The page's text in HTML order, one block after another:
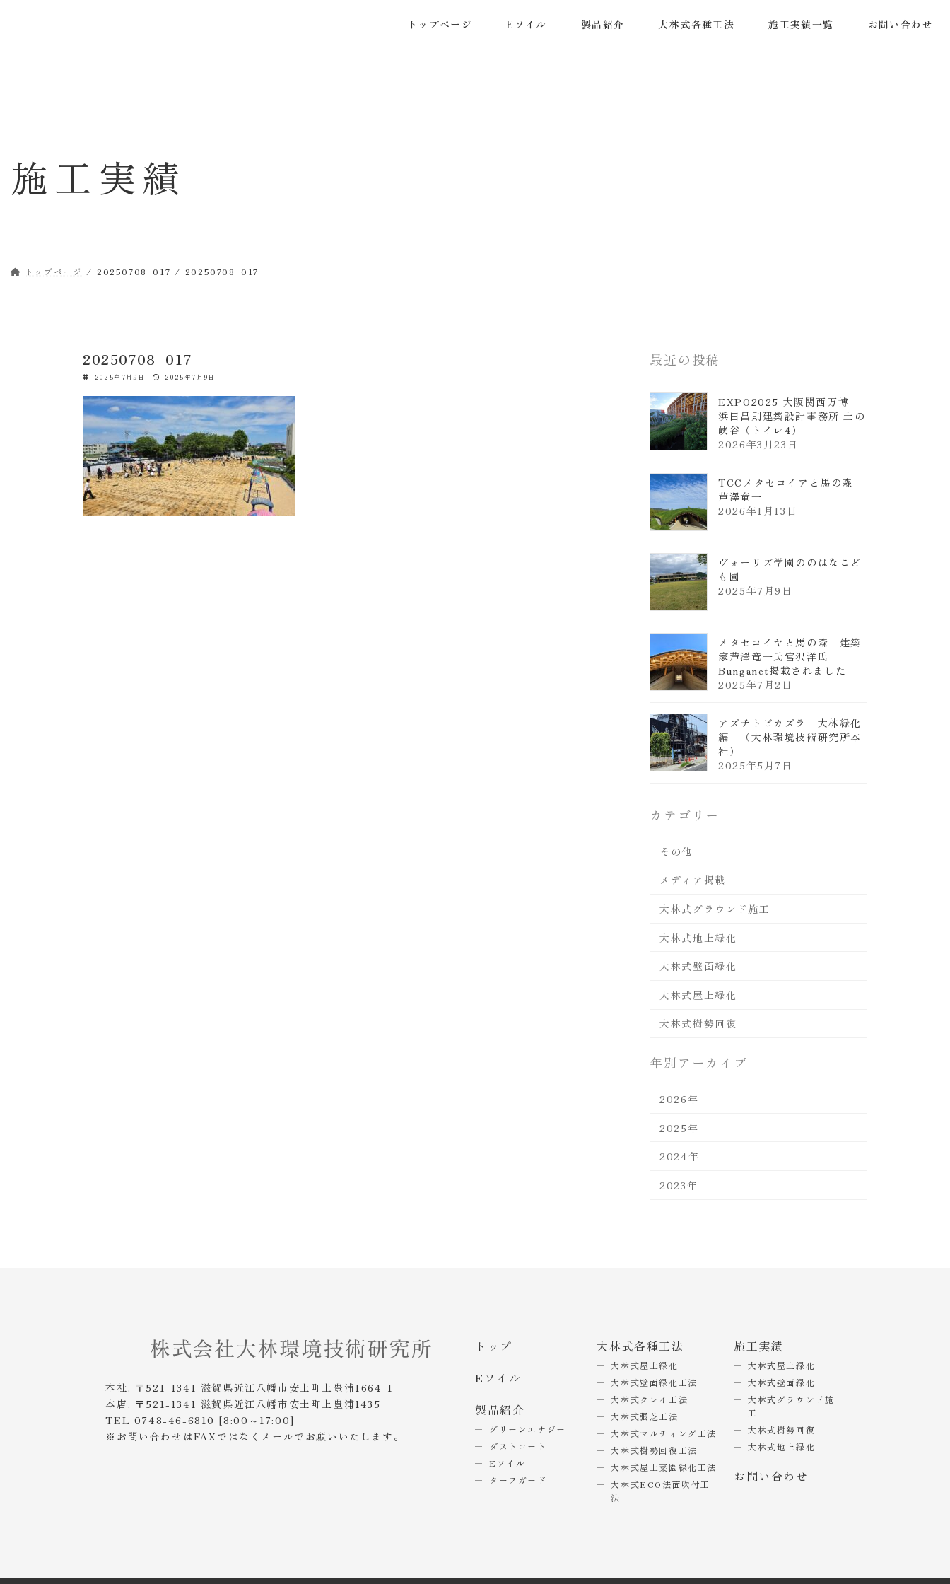
トップページ Eソイル 製品紹介 大林式各種工法 施工実績一覧 お問い合わせ
施工実績
トップページ 20250708_017 20250708_017
20250708_017
2025年7月9日
最
更
新
時
2025年7月9日
最近の投稿
EXPO2025 大阪関西万博
浜田昌則建築設計事務所 土の
峡谷（トイレ4）
2026年3月23日
TCCメタセコイアと馬の森
芦澤竜一
2026年1月13日
ヴォーリズ学園ののはなこど
も園
2025年7月9日
メタセコイヤと馬の森 建築
家芦澤竜一氏宮沢洋氏
Bunganet掲載されました
2025年7月2日
アズチトビカズラ 大林緑化
編 （大林環境技術研究所本
社）
2025年5月7日
カテゴリー
その他
メディア掲載
大林式グラウンド施工
大林式地上緑化
大林式壁面緑化
大林式屋上緑化
大林式樹勢回復
年別アーカイブ
2026年
2025年
2024年
2023年
本社. 〒521-1341 滋賀県近江八幡市安土町上豊浦1664-1
本店. 〒521-1341 滋賀県近江八幡市安土町上豊浦1435
TEL 0748-46-6810 [8:00～17:00]
※お問い合わせはFAXではなくメールでお願いいたします。
トップ
Eソイル
製品紹介
グリーンエナジー
ダストコート
Eソイル
ターフガード
大林式各種工法
大林式屋上緑化
大林式壁面緑化工法
大林式クレイ工法
大林式張芝工法
大林式マルチィング工法
大林式樹勢回復工法
大林式屋上菜園緑化工法
大林式ECO法面吹付工
法
施工実績
大林式屋上緑化
大林式壁面緑化
大林式グラウンド施
工
大林式樹勢回復
大林式地上緑化
お問い合わせ